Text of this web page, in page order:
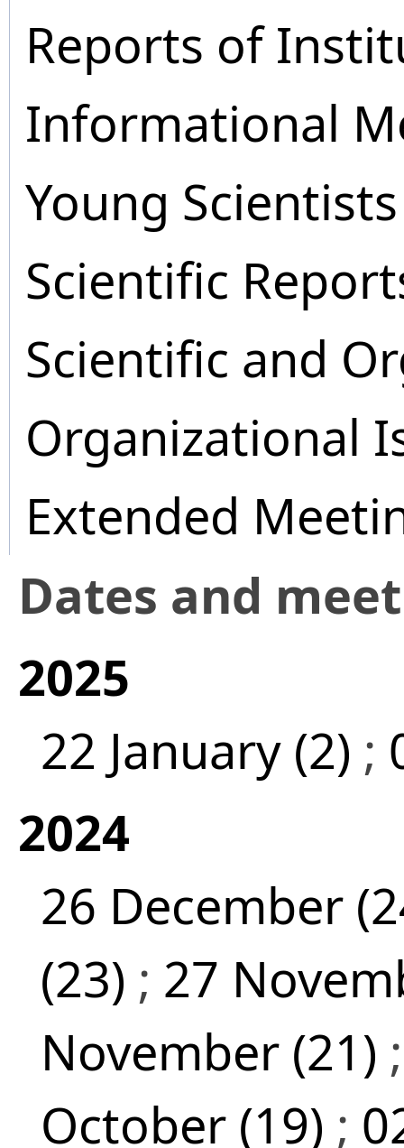
Reports of
Informational
Young
Scientific
Scientific and
Organizational
Extended
Dates and
2025
22 January (2) ;
2024
26 December
(23) ; 27
November (21)
October (19) ;